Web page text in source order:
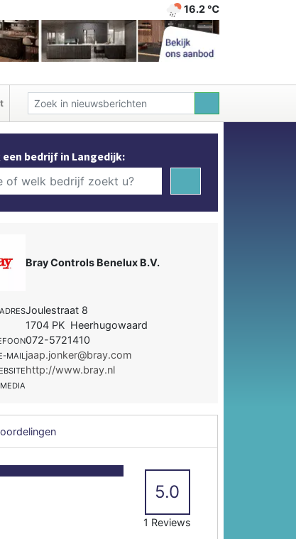
16.2 ℃
een bedrijf in Langedijk:
Bray Controls Benelux B.V.
ADRESJoulestraat 8
1704 PK Heerhugowaard
072-5721410
MAILjaap.jonker@bray.com
http://www.bray.nl
5.0
1 Reviews